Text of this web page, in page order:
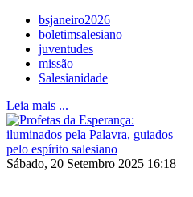
bsjaneiro2026
boletimsalesiano
juventudes
missão
Salesianidade
Leia mais ...
Sábado, 20 Setembro 2025 16:18